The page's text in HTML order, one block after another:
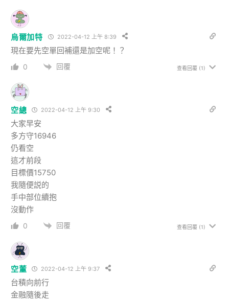
烏爾加特 2022-04-12 上午 8:39
現在要先空單回補還是加空呢！？
0 回覆 查看回覆 (1)
空總 2022-04-12 上午 9:30
大家早安
多方守16946
仍看空
這才前段
目標價15750
我隨便説的
手中部位續抱
沒動作
0 回覆 查看回覆 (1)
空董 2022-04-12 上午 9:37
台積向前行
金融隨後走